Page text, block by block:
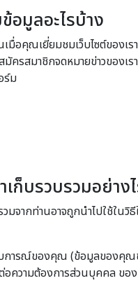
อมูลอะไรบ้าง
มื่อคุณเยี่ยมชมเว็บไซต์ของเร
มัครสมาชิกจดหมายข่าวของเ
ร์ม
เก็บรวบรวมอย่าง
มจากท่านอาจถูกนำไปใช้ในวิ
การณ์ของคุณ (ข้อมูลของคุณช่
อความต้องการส่วนบุคคล ขอ